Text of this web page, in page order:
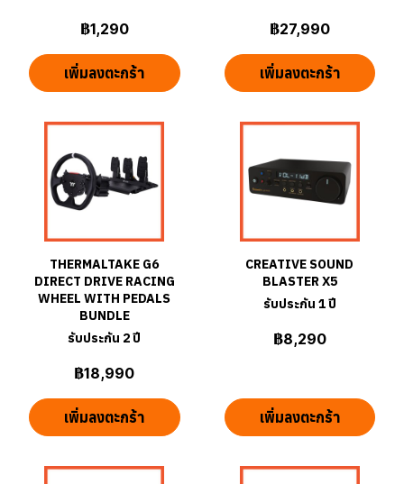
฿1,290
เพิ่มลงตะกร้า
฿27,990
เพิ่มลงตะกร้า
THERMALTAKE G6
DIRECT DRIVE RACING
WHEEL WITH PEDALS
BUNDLE
รับประกัน 2 ปี
฿18,990
เพิ่มลงตะกร้า
CREATIVE SOUND
BLASTER X5
รับประกัน 1 ปี
฿8,290
เพิ่มลงตะกร้า